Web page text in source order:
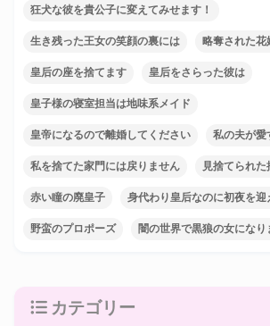
狂犬な彼を貴公子に変えてみせます！
生き残った王女の笑顔の裏には 略奪された花
皇后の座を捨てます 皇后をさらった彼は
皇子様の寝室担当は地味系メイド
皇帝になるので離婚してください 私の夫が愛
私を捨てた家門には戻りません 見捨てられ
赤い瞳の廃皇子 身代わり皇后なのに初夜を迎
野蛮のプロポーズ 闇の世界で黒狼の女になり
カテゴリー